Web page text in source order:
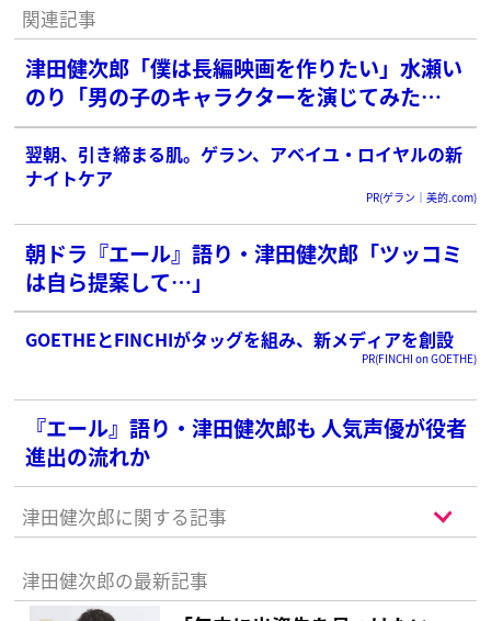
関連記事
津田健次郎「僕は長編映画を作りたい」水瀬い
のり「男の子のキャラクターを演じてみた
い！」二人の声優が「ブラック・ショーマン」
音声CM収録現場で明かした意外な一面
翌朝、引き締まる肌。ゲラン、アベイユ・ロイヤルの新
ナイトケア
PR(ゲラン｜美的.com)
朝ドラ『エール』語り・津田健次郎「ツッコミ
は自ら提案して…」
GOETHEとFINCHIがタッグを組み、新メディアを創設
PR(FINCHI on GOETHE)
『エール』語り・津田健次郎も 人気声優が役者
進出の流れか
津田健次郎に関する記事
津田健次郎の最新記事